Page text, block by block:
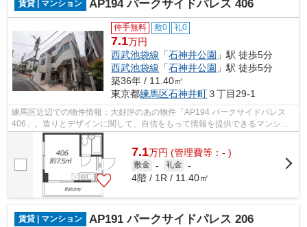
賃貸 | マンション AP194 パークサイドパレス 406
仲手無料 敷0 礼0
7.1万円
西武池袋線 「石神井公園 」駅 徒歩5分
西武池袋線 「石神井公園 」駅 徒歩5分
築36年 / 11.40㎡
東京都練馬区石神井町３丁目29-1
練馬区近辺での物件情報：大好評のあの物件「AP194 パークサイドパレス
406」。造りとデザインに関して、自信をもって情報を提供できるマンショ
ンです。駅から徒歩5分の物件で毎日の通...
7.1万円 (管理費等：- )
敷金 - 礼金 -
4階 / 1R / 11.40㎡
賃貸 | マンション AP191 パークサイドパレス 206